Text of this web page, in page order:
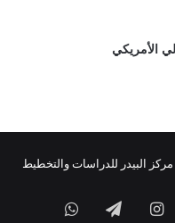
الأمريكي
مركز البيدر للدراسات والتخطيط
انستقرامتيلقرامواتساب